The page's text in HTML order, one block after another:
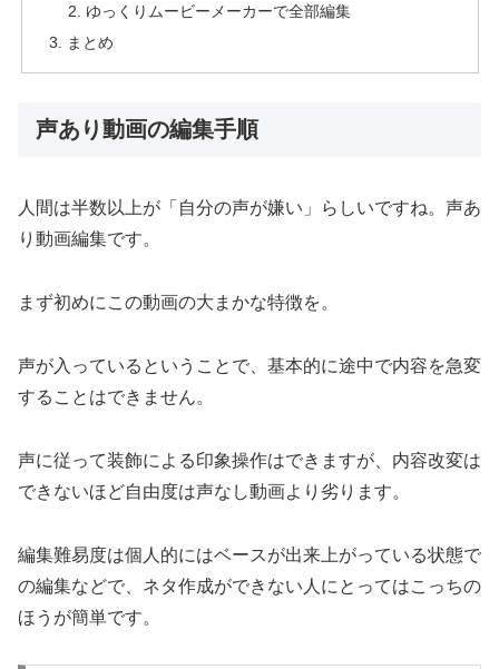
ゆっくりムービーメーカーで全部編集
まとめ
声あり動画の編集手順
人間は半数以上が「自分の声が嫌い」らしいですね。声あ
り動画編集です。
まず初めにこの動画の大まかな特徴を。
声が入っているということで、基本的に途中で内容を急変
することはできません。
声に従って装飾による印象操作はできますが、内容改変は
できないほど自由度は声なし動画より劣ります。
編集難易度は個人的にはベースが出来上がっている状態で
の編集などで、ネタ作成ができない人にとってはこっちの
ほうが簡単です。